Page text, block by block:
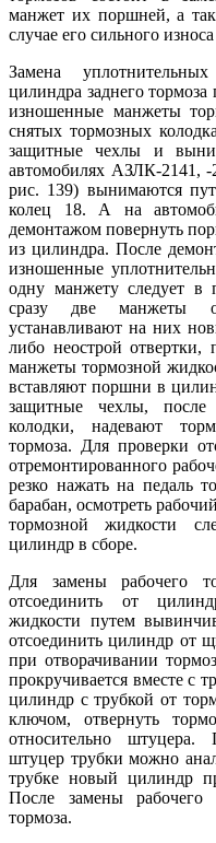
манжет их поршней, а
случае его сильного
Замена
цилиндра заднего
изношенные манжеты
снятых тормозных
защитные чехлы и
автомобилях АЗЛК-2141,
рис. 139) вынимаются
колец 18. А на
демонтажом повернуть
из цилиндра. После
изношенные
одну манжету следует в
сразу две манжеты
устанавливают на них
либо неострой
манжеты тормозной
вставляют поршни в
защитные чехлы, после
колодки, надевают
тормоза. Для проверки
отремонтированного
резко нажать на педаль
барабан, осмотреть
тормозной жидкости
цилиндр в сборе.
Для замены рабочего
отсоединить от
жидкости путем
отсоединить цилиндр от
при отворачивании
прокручивается вместе с
цилиндр с трубкой от
ключом, отвернуть
относительно штуцера.
штуцер трубки можно
трубке новый цилиндр
После замены рабочего
тормоза.